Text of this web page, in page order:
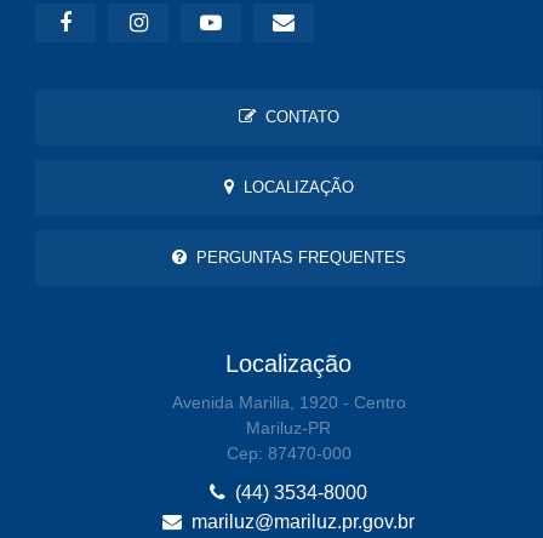
CONTATO
LOCALIZAÇÃO
PERGUNTAS FREQUENTES
Localização
Avenida Marilia, 1920 - Centro
Mariluz-PR
Cep: 87470-000
(44) 3534-8000
mariluz@mariluz.pr.gov.br